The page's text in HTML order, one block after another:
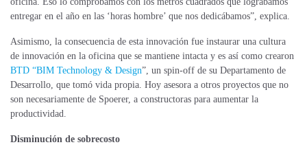
entregar en el año en las ‘horas hombre’ que nos dedicábamos”, explica.
Asimismo, la consecuencia de esta innovación fue instaurar una cultura
de innovación en la oficina que se mantiene intacta y es así como crearon
BTD “BIM Technology & Design”, un spin-off de su Departamento de
Desarrollo, que tomó vida propia. Hoy asesora a otros proyectos que no
son necesariamente de Spoerer, a constructoras para aumentar la
productividad.
Disminución de sobrecosto